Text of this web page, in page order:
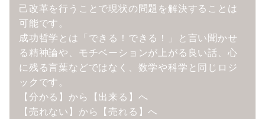
己改革を行うことで現状の問題を解決することは
可能です。
成功哲学とは「できる！できる！」と言い聞かせ
る精神論や、モチベーションが上がる良い話、心
に残る言葉などではなく、数学や科学と同じロジ
ックです。
【分かる】から【出来る】へ
【売れない】から【売れる】へ